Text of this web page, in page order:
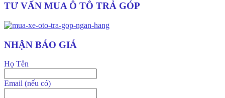
TƯ VẤN MUA Ô TÔ TRẢ GÓP
NHẬN BÁO GIÁ
Họ Tên
Email (nếu có)